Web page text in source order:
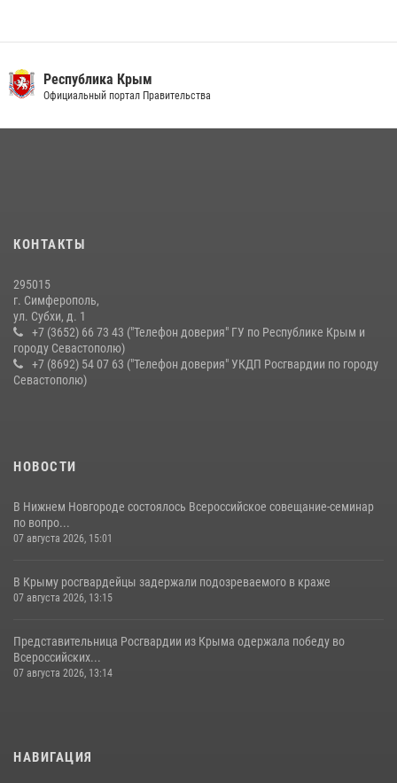
В Ялте росгвардейцы задержали подозреваемого в краже
10 июля 2026, 15:10
Республика Крым
Официальный портал Правительства
КОНТАКТЫ
295015
г. Симферополь,
ул. Субхи, д. 1
+7 (3652) 66 73 43 ("Телефон доверия" ГУ по Республике Крым и
городу Севастополю)
+7 (8692) 54 07 63 ("Телефон доверия" УКДП Росгвардии по городу
Севастополю)
НОВОСТИ
В Нижнем Новгороде состоялось Всероссийское совещание-семинар
по вопро...
07 августа 2026, 15:01
В Крыму росгвардейцы задержали подозреваемого в краже
07 августа 2026, 13:15
Представительница Росгвардии из Крыма одержала победу во
Всероссийских...
07 августа 2026, 13:14
НАВИГАЦИЯ